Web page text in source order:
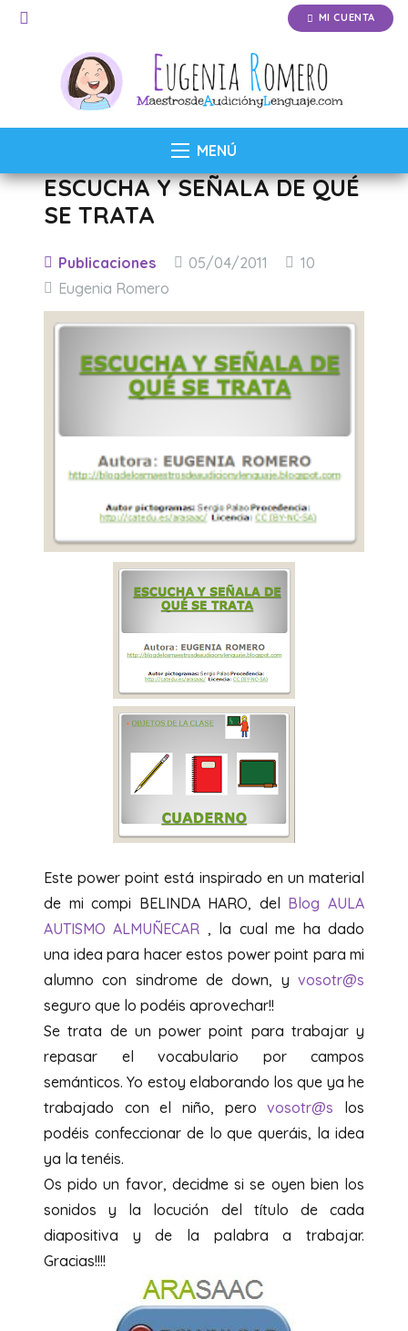
MI CUENTA
MENÚ
ESCUCHA Y SEÑALA DE QUÉ
SE TRATA
Publicaciones 05/04/2011 10Comentarios
Eugenia Romero
Este power point está inspirado en un material
de mi compi BELINDA HARO, del Blog AULA
AUTISMO ALMUÑECAR , la cual me ha dado
una idea para hacer estos power point para mi
alumno con sindrome de down, y vosotr@s
seguro que lo podéis aprovechar!!
Se trata de un power point para trabajar y
repasar el vocabulario por campos
semánticos. Yo estoy elaborando los que ya he
trabajado con el niño, perovosotr@s los
podéis confeccionar de lo que queráis, la idea
ya la tenéis.
Os pido un favor, decidme si se oyen bien los
sonidos y la locución del título de cada
diapositiva y de la palabra a trabajar.
Gracias!!!!